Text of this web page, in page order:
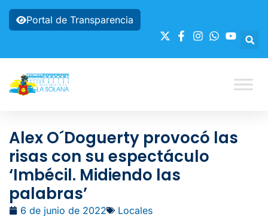
Portal de Transparencia
Alex O´Doguerty provocó las
risas con su espectáculo
‘Imbécil. Midiendo las
palabras’
6 de junio de 2022 Locales